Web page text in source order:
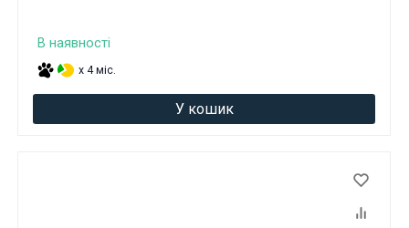
В наявності
x 4 міс.
У кошик